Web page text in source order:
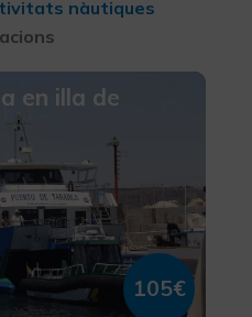
nàutiques
en illa de
105€